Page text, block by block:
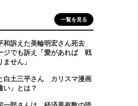
一覧を見る
和訴えた美輪明宏さん死去
ジでも訴え「愛があれば 戦
せん」
白土三平さん カリスマ漫画
い」とは？